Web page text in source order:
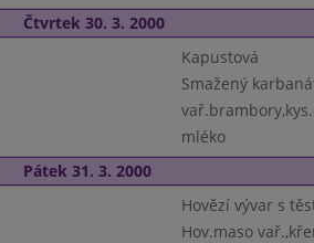
Čtvrtek 30. 3. 2000
Kapustová
Smažený
mléko
Pátek 31. 3. 2000
Hovězí vývar s
Hov.maso